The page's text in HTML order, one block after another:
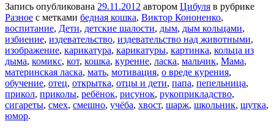
Запись опубликована 29.11.2012 автором Цибуля в рубрике
Разное с метками бедная кошка, Виктор Кононенко,
воспитание, Дети, детские шалости, дым, дым кольцами,
избиение, издевательство, издевательство над животными,
изображение, карикатура, карикатуры, картинка, кольца из
дыма, комикс, кот, кошка, курение, ласка, мальчик, Мама,
материнская ласка, мать, мотивация, о вреде курения,
обучение, отец, открытка, отцы и дети, папа, пепельница,
прикол, приколы, ребёнок, рисунок, рукоприкладство,
сигареты, смех, смешно, учёба, хвост, шарж, школьник, шутка,
юмор.